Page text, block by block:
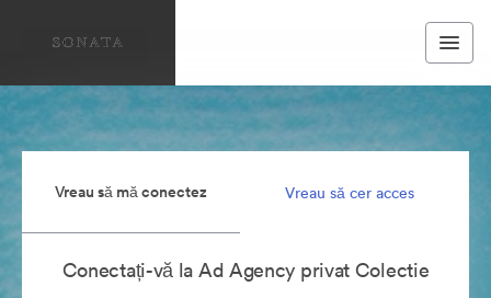
Vreau să mă conectez Vreau să cer acces
Conectați-vă la Ad Agency privat Colectie